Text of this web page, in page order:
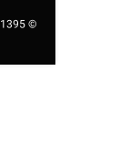
© 1395 تمامی حقوق آجیل بلادرنگ محفوظ می باشد